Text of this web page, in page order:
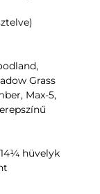
Grass
Max-5,
hüvelyk